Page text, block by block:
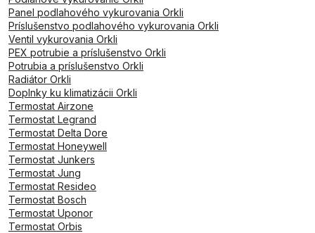
Panel podlahového vykurovania Orkli
Príslušenstvo podlahového vykurovania Orkli
Ventil vykurovania Orkli
PEX potrubie a príslušenstvo Orkli
Potrubia a príslušenstvo Orkli
Radiátor Orkli
Doplnky ku klimatizácii Orkli
Termostat Airzone
Termostat Legrand
Termostat Delta Dore
Termostat Honeywell
Termostat Junkers
Termostat Jung
Termostat Resideo
Termostat Bosch
Termostat Uponor
Termostat Orbis